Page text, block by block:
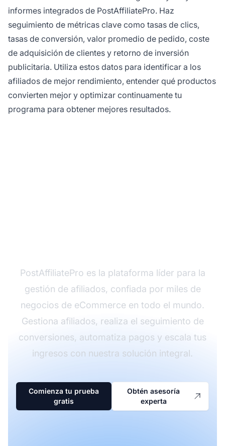
informes integrados de PostAffiliatePro. Haz
seguimiento de métricas clave como tasas de clics,
tasas de conversión, valor promedio de pedido, coste
de adquisición de clientes y retorno de inversión
publicitaria. Utiliza estos datos para identificar a los
afiliados de mejor rendimiento, entender qué productos
convierten mejor y optimizar continuamente tu
programa para obtener mejores resultados.
PostAffiliatePro es la plataforma líder para la
gestión de afiliados, confiada por miles de
negocios de eCommerce en todo el mundo.
Gestiona afiliados, realiza el seguimiento de
conversiones, automatiza pagos y escala tus
ingresos con nuestra solución integral.
Comienza tu prueba
gratis
Obtén asesoría
experta